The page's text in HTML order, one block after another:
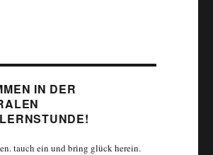
IN DER
tauch ein und bring glück herein.